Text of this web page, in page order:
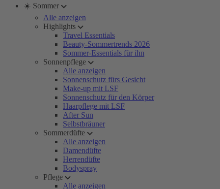
☀️ Sommer
Alle anzeigen
Highlights
Travel Essentials
Beauty-Sommertrends 2026
Sommer-Essentials für ihn
Sonnenpflege
Alle anzeigen
Sonnenschutz fürs Gesicht
Make-up mit LSF
Sonnenschutz für den Körper
Haarpflege mit LSF
After Sun
Selbstbräuner
Sommerdüfte
Alle anzeigen
Damendüfte
Herrendüfte
Bodyspray
Pflege
Alle anzeigen